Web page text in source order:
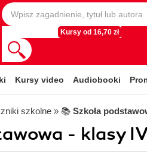
Kursy od 16,70 zł
Kursy video Audiobooki
szkolne » 📚 Szkoła
- klasy